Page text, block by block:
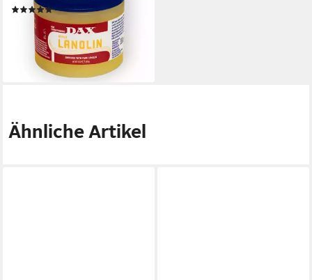
(1)
9,95 € UVP12,95 €
(2,51 €/ 100 g)
lieferbar - in 2-3 Werktagen bei dir
Ähnliche Artikel